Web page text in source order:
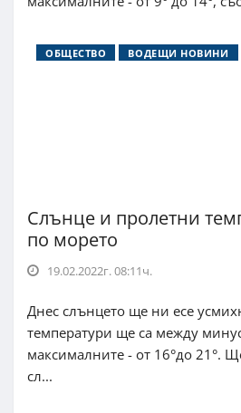
ОБЩЕСТВО ВОДЕЩИ НОВИНИ
Слънце и пролетни
по морето
19.02.2022г. 08:11ч.
Днес слънцето ще ни есе
температури ще са между
максималните - от 16°до 21°.
сл...